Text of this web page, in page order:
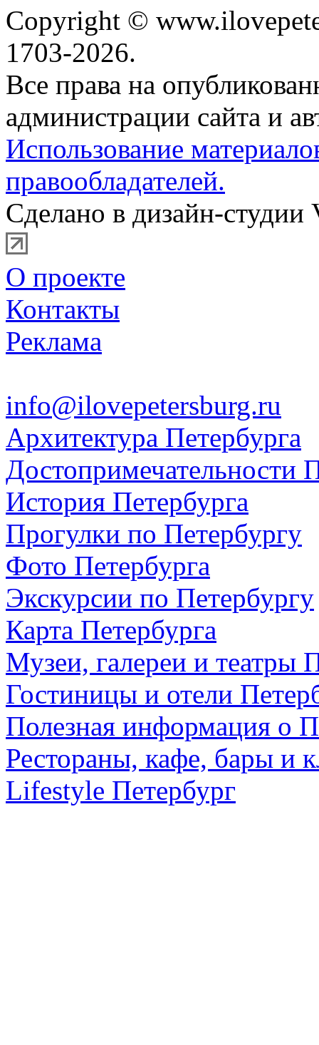
Copyright ©
1703-2026.
Все права на
администрации сайта и
Использование
правообладателей.
Сделано в дизайн-студии
О проекте
Контакты
Реклама
info@ilovepetersburg.ru
Архитектура Петербурга
Достопримечательности
История Петербурга
Прогулки по Петербургу
Фото Петербурга
Экскурсии по Петербургу
Карта Петербурга
Музеи, галереи и театры
Гостиницы и отели
Полезная информация о
Рестораны, кафе, бары и
Lifestyle Петербург